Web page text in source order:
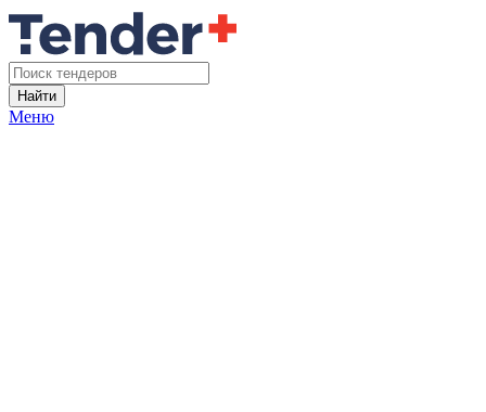
Найти
Меню